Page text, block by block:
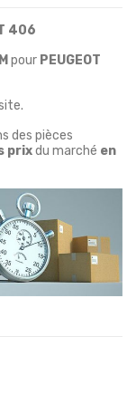
406
pour PEUGEOT
des pièces
prixdu marché en